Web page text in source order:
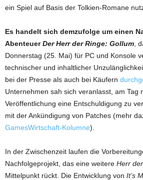
ein Spiel auf Basis der Tolkien-Romane
Es handelt sich demzufolge um einen
AbenteuerDer Herr der Ringe: Gollum ,
Donnerstag (25. Mai) für PC und Konsole
technischer und inhaltlicher
bei der Presse als auch bei Käufern
Unternehmen sah sich veranlasst, am Tag
Veröffentlichung eine Entschuldigung zu
mit der Ankündigung von Patches (mehr
GamesWirtschaft-Kolumne).
In der Zwischenzeit laufen die
Nachfolgeprojekt, das eine weitere Herr
Mittelpunkt rückt. Die Entwicklung von It’s